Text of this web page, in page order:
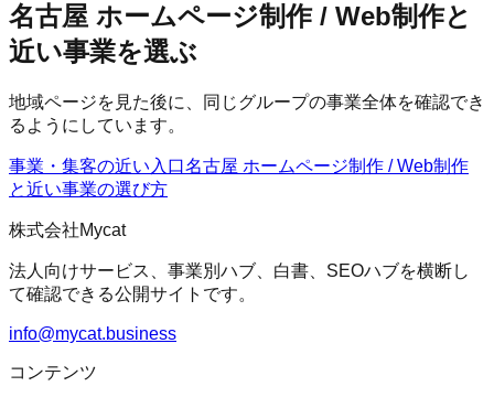
名古屋 ホームページ制作 / Web制作と
近い事業を選ぶ
地域ページを見た後に、同じグループの事業全体を確認でき
るようにしています。
事業・集客の近い入口名古屋 ホームページ制作 / Web制作
と近い事業の選び方
株式会社Mycat
法人向けサービス、事業別ハブ、白書、SEOハブを横断し
て確認できる公開サイトです。
info@mycat.business
コンテンツ